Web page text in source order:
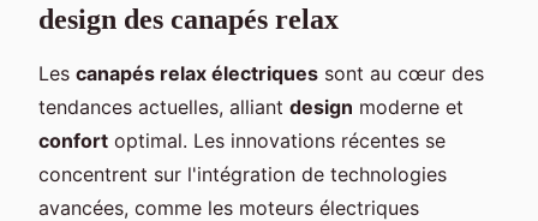
design des canapés relax
Les canapés relax électriques sont au cœur des
tendances actuelles, alliant design moderne et
confort optimal. Les innovations récentes se
concentrent sur l'intégration de technologies
avancées, comme les moteurs électriques